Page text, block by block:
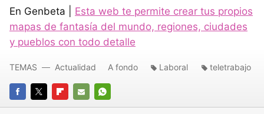
En Genbeta | Esta web te permite crear tus propios
mapas de fantasía del mundo, regiones, ciudades
y pueblos con todo detalle
FACEBOOK
TWITTERFLIPBOARD
E-
WHATSAPP
TEMAS Actualidad A fondo Laboral teletrabajo